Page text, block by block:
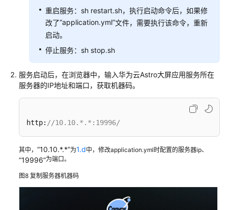
重启服务：sh restart.sh，执行启动命令后，如果修
改了“application.yml”文件，需要执行该命令，重新
启动。
停止服务：sh stop.sh
服务启动后，在浏览器中，输入华为云Astro大屏应用服务所在
服务器的IP地址和端口，获取机器码。
http: //10.10.*.*:19996/
其中， “10.10.*.*”为1.d中，修改application.yml时配置的服务器ip、
“19996”为端口。
图8 复制服务器机器码